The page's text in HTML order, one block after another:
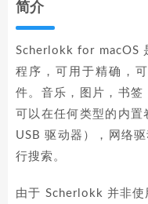
简介
Scherlokk for macOS
程序，可用于精确，
件。音乐，图片，书签
可以在任何类型的内置
USB 驱动器），网络
行搜索。
由于 Scherlokk 并非使